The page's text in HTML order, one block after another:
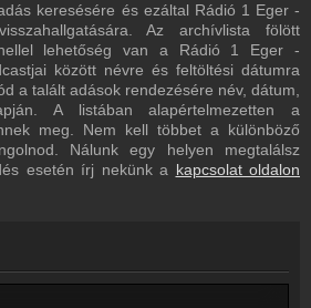
- Hatvan frekvencia
- Hatvan webkamera, élőkép
keresésére és ezáltal Rádió 1 Eger -
Az archívlista fölött
lehetőség van a Rádió 1 Eger -
között névre és feltöltési dátumra
a talált adások rendezésére név, dátum,
A listában alapértelmezetten a
meg. Nem kell többet a különböző
Nálunk egy helyen megtalálsz
esetén írj nekünk a kapcsolat oldalon